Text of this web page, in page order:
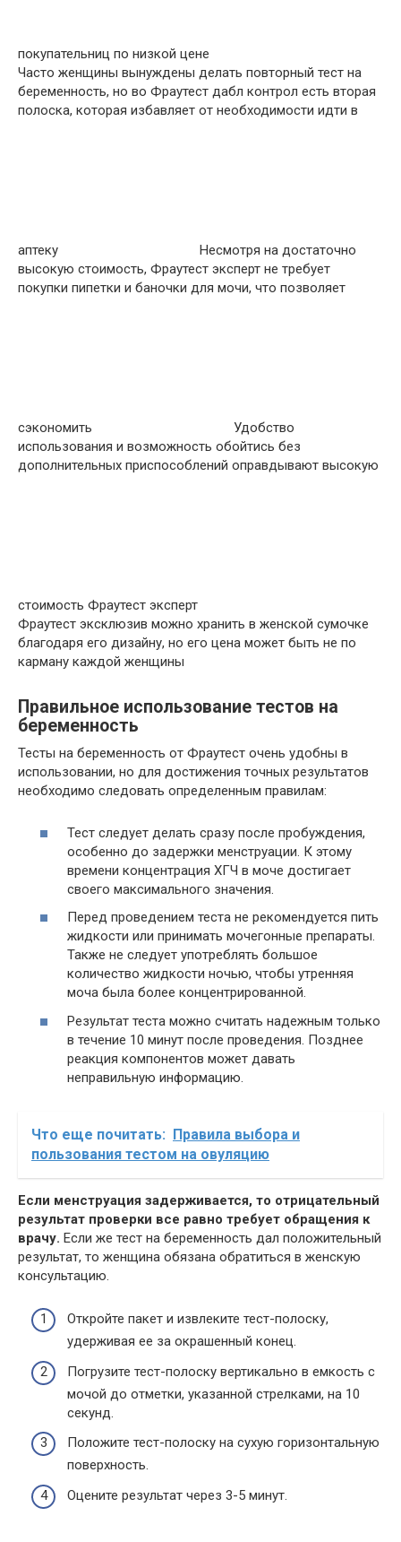
покупательниц по низкой цене
Часто женщины вынуждены делать повторный тест на
беременность, но во Фраутест дабл контрол есть вторая
полоска, которая избавляет от необходимости идти в
аптеку
Несмотря на достаточно
высокую стоимость, Фраутест эксперт не требует
покупки пипетки и баночки для мочи, что позволяет
сэкономить
Удобство
использования и возможность обойтись без
дополнительных приспособлений оправдывают высокую
стоимость Фраутест эксперт
Фраутест эксклюзив можно хранить в женской сумочке
благодаря его дизайну, но его цена может быть не по
карману каждой женщины
Правильное использование тестов на
беременность
Тесты на беременность от Фраутест очень удобны в
использовании, но для достижения точных результатов
необходимо следовать определенным правилам:
Тест следует делать сразу после пробуждения,
особенно до задержки менструации. К этому
времени концентрация ХГЧ в моче достигает
своего максимального значения.
Перед проведением теста не рекомендуется пить
жидкости или принимать мочегонные препараты.
Также не следует употреблять большое
количество жидкости ночью, чтобы утренняя
моча была более концентрированной.
Результат теста можно считать надежным только
в течение 10 минут после проведения. Позднее
реакция компонентов может давать
неправильную информацию.
Что еще почитать: Правила выбора и
пользования тестом на овуляцию
Если менструация задерживается, то отрицательный
результат проверки все равно требует обращения к
врачу. Если же тест на беременность дал положительный
результат, то женщина обязана обратиться в женскую
консультацию.
Откройте пакет и извлеките тест-полоску,
удерживая ее за окрашенный конец.
Погрузите тест-полоску вертикально в емкость с
мочой до отметки, указанной стрелками, на 10
секунд.
Положите тест-полоску на сухую горизонтальную
поверхность.
Оцените результат через 3-5 минут.